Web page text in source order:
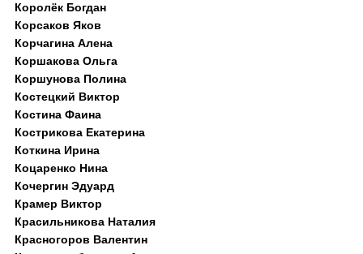
Королёк Богдан
Корсаков Яков
Корчагина Алена
Коршакова Ольга
Коршунова Полина
Костецкий Виктор
Костина Фаина
Кострикова Екатерина
Коткина Ирина
Коцаренко Нина
Кочергин Эдуард
Крамер Виктор
Красильникова Наталия
Красногоров Валентин